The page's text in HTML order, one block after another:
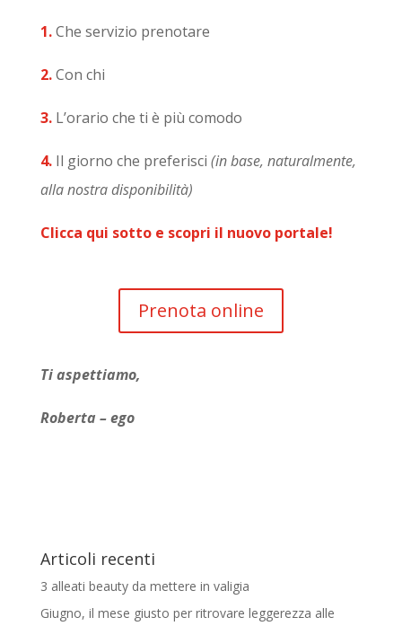
1.Che servizio prenotare
2.Con chi
3.L’orario che ti è più comodo
4.Il giorno che preferisci (in base, naturalmente,
alla nostra disponibilità)
Clicca qui sotto e scopri il nuovo portale!
Prenota online
Ti aspettiamo,
Roberta – ego
Articoli recenti
3 alleati beauty da mettere in valigia
Giugno, il mese giusto per ritrovare leggerezza alle